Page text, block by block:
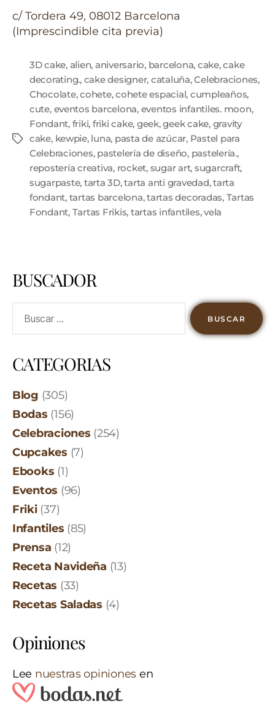
c/ Tordera 49, 08012 Barcelona
(Imprescindible cita previa)
3D cake, alien, aniversario, barcelona, cake,cake
decorating., cake designer, cataluña,Celebraciones,
Chocolate,cohete,cohete espacial, cumpleaños,
cute, eventos barcelona, eventos infantiles. moon,
Fondant, friki, friki cake, geek,geek cake, gravity
cake, kewpie, luna, pasta de azúcar, Pastel para
Celebraciones, pastelería de diseño, pastelería.,
repostería creativa, rocket, sugar art, sugarcraft,
sugarpaste, tarta 3D,tarta anti gravedad,tarta
fondant, tartas barcelona,tartas decoradas, Tartas
Fondant, Tartas Frikis, tartas infantiles,vela
BUSCADOR
CATEGORIAS
Blog (305)
Bodas (156)
Celebraciones (254)
Cupcakes (7)
Ebooks (1)
Eventos (96)
Friki(37)
Infantiles (85)
Prensa (12)
Receta Navideña (13)
Recetas (33)
Recetas Saladas (4)
Opiniones
Lee nuestras opiniones en